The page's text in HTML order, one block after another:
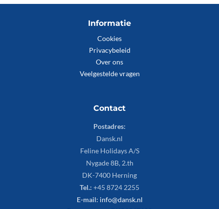
Informatie
Cookies
Privacybeleid
Over ons
Veelgestelde vragen
Contact
Postadres:
Dansk.nl
Feline Holidays A/S
Nygade 8B, 2.th
DK-7400 Herning
Tel.: +45 8724 2255
E-mail: info@dansk.nl